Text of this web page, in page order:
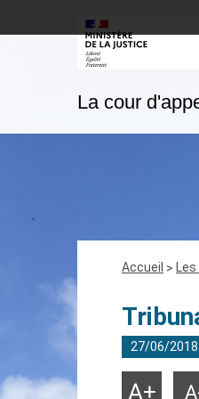
La cour
Fil
Accueil
27/06/
Agrandir